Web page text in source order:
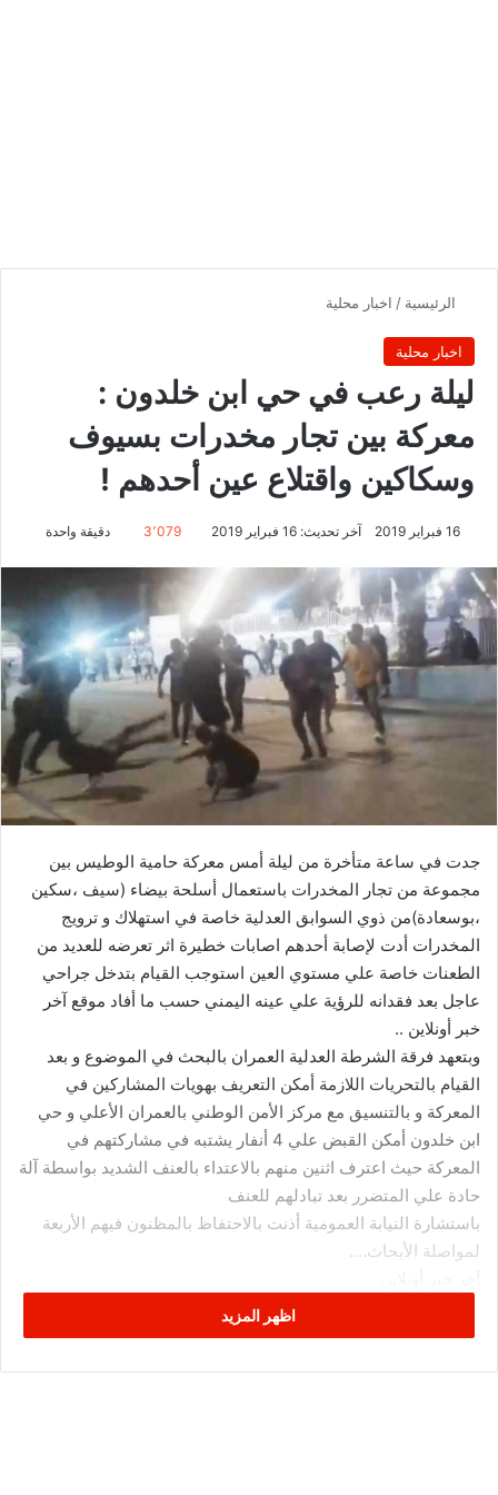
الرئيسية / اخبار محلية
اخبار محلية
ليلة رعب في حي ابن خلدون :
معركة بين تجار مخدرات بسيوف
وسكاكين واقتلاع عين أحدهم !
16 فبراير 2019 آخر تحديث: 16 فبراير 2019 3٬079 دقيقة واحدة
جدت في ساعة متأخرة من ليلة أمس معركة حامية الوطيس بين
مجموعة من تجار المخدرات باستعمال أسلحة بيضاء (سيف ،سكين
،بوسعادة)من ذوي السوابق العدلية خاصة في استهلاك و ترويج
المخدرات أدت لإصابة أحدهم اصابات خطيرة اثر تعرضه للعديد من
الطعنات خاصة علي مستوي العين استوجب القيام بتدخل جراحي
عاجل بعد فقدانه للرؤية علي عينه اليمني حسب ما أفاد موقع آخر
خبر أونلاين ..
وبتعهد فرقة الشرطة العدلية العمران بالبحث في الموضوع و بعد
القيام بالتحريات اللازمة أمكن التعريف بهويات المشاركين في
المعركة و بالتنسيق مع مركز الأمن الوطني بالعمران الأعلي و حي
ابن خلدون أمكن القبض علي 4 أنفار يشتبه في مشاركتهم في
المعركة حيث اعترف اثنين منهم بالاعتداء بالعنف الشديد بواسطة آلة
حادة علي المتضرر بعد تبادلهم للعنف
باستشارة النيابة العمومية أذنت بالاحتفاظ بالمظنون فيهم الأربعة
لمواصلة الأبحاث….
اظهر المزيد